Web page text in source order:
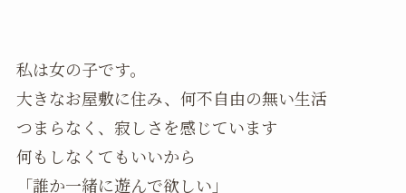
私は女の子です。
大きなお屋敷に住み、何不自由の無い生活
つまらなく、寂しさを感じています
何もしなくてもいいから
「誰か一緒に遊んで欲しい」